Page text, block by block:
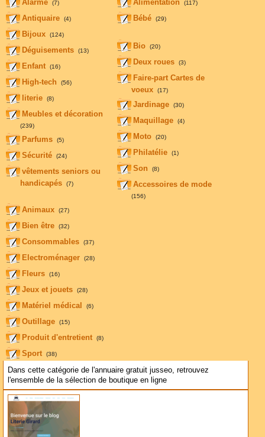
Alarme (7)
Antiquaire (4)
Bijoux (124)
Déguisements (13)
Enfant (16)
High-tech (56)
literie (8)
Meubles et décoration
(239)
Parfums (5)
Sécurité (24)
vêtements seniors ou
handicapés
(7)
Alimentation (117)
Bébé (29)
Bio (20)
Deux roues (3)
Faire-part Cartes de
voeux
(17)
Jardinage (30)
Maquillage (4)
Moto (20)
Philatélie (1)
Son (8)
Accessoires de mode
(156)
Animaux (27)
Bien être (32)
Consommables (37)
Electroménager (28)
Fleurs (16)
Jeux et jouets (28)
Matériel médical (6)
Outillage (15)
Produit d'entretient (8)
Sport (38)
Dans cette catégorie de l'annuaire gratuit jusseo, retrouvez
l'ensemble de la sélection de boutique en ligne